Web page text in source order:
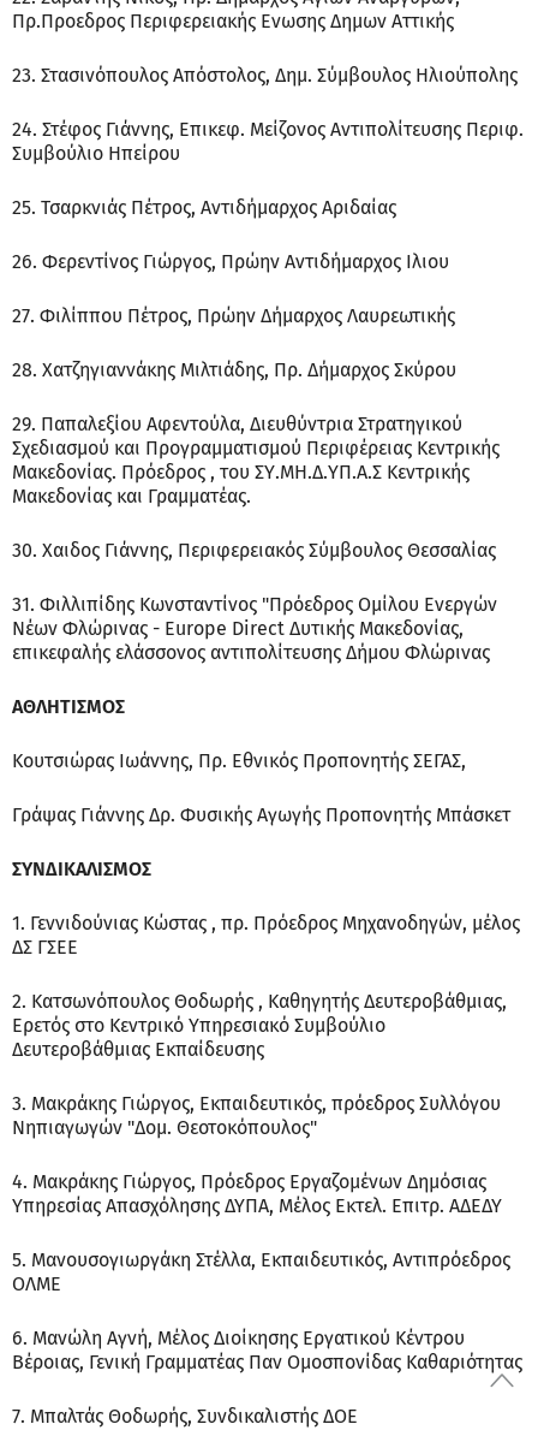
Πρ.Προεδρος Περιφερειακής Ενωσης Δημων Αττικής
23. Στασινόπουλος Απόστολος, Δημ. Σύμβουλος Ηλιούπολης
24. Στέφος Γιάννης, Επικεφ. Μείζονος Αντιπολίτευσης Περιφ.
Συμβούλιο Ηπείρου
25. Τσαρκνιάς Πέτρος, Αντιδήμαρχος Αριδαίας
26. Φερεντίνος Γιώργος, Πρώην Αντιδήμαρχος Ιλιου
27. Φιλίππου Πέτρος, Πρώην Δήμαρχος Λαυρεωτικής
28. Χατζηγιαννάκης Μιλτιάδης, Πρ. Δήμαρχος Σκύρου
29. Παπαλεξίου Αφεντούλα, Διευθύντρια Στρατηγικού
Σχεδιασμού και Προγραμματισμού Περιφέρειας Κεντρικής
Μακεδονίας. Πρόεδρος , του ΣΥ.ΜΗ.Δ.ΥΠ.Α.Σ Κεντρικής
Μακεδονίας και Γραμματέας.
30. Χαιδος Γιάννης, Περιφερειακός Σύμβουλος Θεσσαλίας
31. Φιλλιπίδης Κωνσταντίνος "Πρόεδρος Ομίλου Ενεργών
Νέων Φλώρινας - Europe Direct Δυτικής Μακεδονίας,
επικεφαλής ελάσσονος αντιπολίτευσης Δήμου Φλώρινας
ΑΘΛΗΤΙΣΜΟΣ
Κουτσιώρας Ιωάννης, Πρ. Εθνικός Προπονητής ΣΕΓΑΣ,
Γράψας Γιάννης Δρ. Φυσικής Αγωγής Προπονητής Μπάσκετ
ΣΥΝΔΙΚΑΛΙΣΜΟΣ
1. Γεννιδούνιας Κώστας , πρ. Πρόεδρος Μηχανοδηγών, μέλος
ΔΣ ΓΣΕΕ
2. Κατσωνόπουλος Θοδωρής , Καθηγητής Δευτεροβάθμιας,
Ερετός στο Κεντρικό Υπηρεσιακό Συμβούλιο
Δευτεροβάθμιας Εκπαίδευσης
3. Μακράκης Γιώργος, Εκπαιδευτικός, πρόεδρος Συλλόγου
Νηπιαγωγών "Δομ. Θεοτοκόπουλος"
4. Μακράκης Γιώργος, Πρόεδρος Εργαζομένων Δημόσιας
Υπηρεσίας Απασχόλησης ΔΥΠΑ, Μέλος Εκτελ. Επιτρ. ΑΔΕΔΥ
5. Μανουσογιωργάκη Στέλλα, Εκπαιδευτικός, Αντιπρόεδρος
ΟΛΜΕ
6. Μανώλη Αγνή, Μέλος Διοίκησης Εργατικού Κέντρου
Βέροιας, Γενική Γραμματέας Παν Ομοσπονίδας Καθαριότητας
7. Μπαλτάς Θοδωρής, Συνδικαλιστής ΔΟΕ